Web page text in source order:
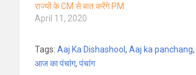
राज्यों के CM से बात करेंगे PM
April 11, 2020
Tags: Aaj Ka Dishashool , Aaj ka panchang,
आज का पंचांग, पंचांग